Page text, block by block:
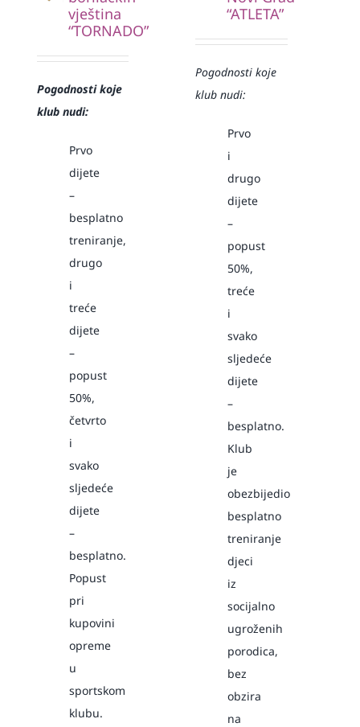
vještina
“TORNADO”
Pogodnosti koje
klub nudi:
Prvo
dijete
–
besplatno
treniranje,
drugo
i
treće
dijete
–
popust
50%,
četvrto
i
svako
sljedeće
dijete
–
besplatno.
Popust
pri
kupovini
opreme
u
sportskom
klubu.
“ATLETA”
Pogodnosti koje
klub nudi:
Prvo
i
drugo
dijete
–
popust
50%,
treće
i
svako
sljedeće
dijete
–
besplatno.
Klub
je
obezbijedio
besplatno
treniranje
djeci
iz
socijalno
ugroženih
porodica,
bez
obzira
na